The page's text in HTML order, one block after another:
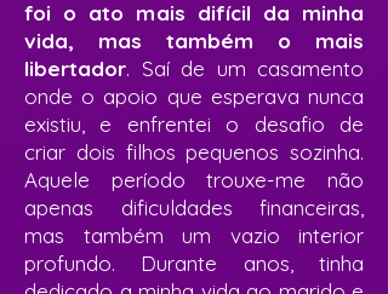
foi o ato mais difícil da minha
vida, mas também o mais
libertador. Saí de um casamento
onde o apoio que esperava nunca
existiu, e enfrentei o desafio de
criar dois filhos pequenos sozinha.
Aquele período trouxe-me não
apenas dificuldades financeiras,
mas também um vazio interior
profundo. Durante anos, tinha